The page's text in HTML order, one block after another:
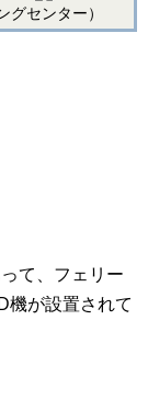
グセンター）
て、フェリー
機が設置されて